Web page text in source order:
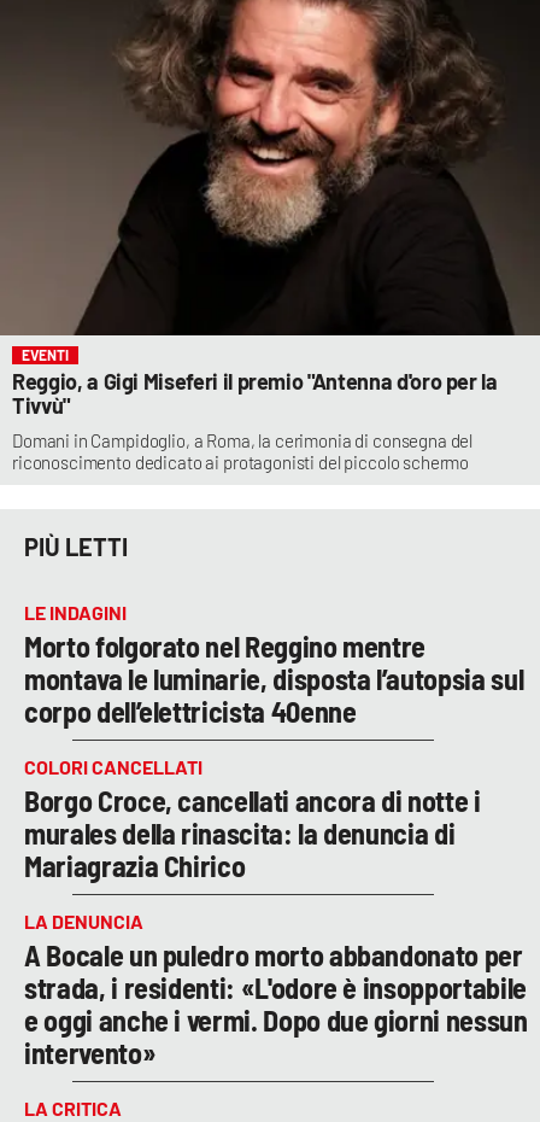
EVENTI
Reggio, a Gigi Miseferi il premio "Antenna d'oro per la
Tivvù"
Domani in Campidoglio, a Roma, la cerimonia di consegna del
riconoscimento dedicato ai protagonisti del piccolo schermo
PIÙ LETTI
LE INDAGINI
Morto folgorato nel Reggino mentre
montava le luminarie, disposta l’autopsia sul
corpo dell’elettricista 40enne
COLORI CANCELLATI
Borgo Croce, cancellati ancora di notte i
murales della rinascita: la denuncia di
Mariagrazia Chirico
LA DENUNCIA
A Bocale un puledro morto abbandonato per
strada, i residenti: «L'odore è insopportabile
e oggi anche i vermi. Dopo due giorni nessun
intervento»
LA CRITICA